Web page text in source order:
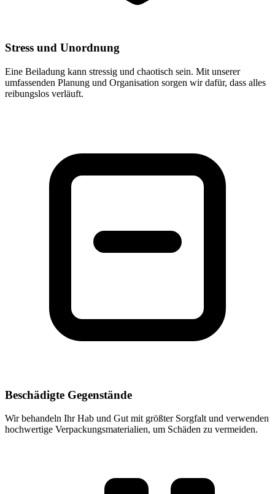
Stress und Unordnung
Eine Beiladung kann stressig und chaotisch sein. Mit unserer
umfassenden Planung und Organisation sorgen wir dafür, dass alles
reibungslos verläuft.
Beschädigte Gegenstände
Wir behandeln Ihr Hab und Gut mit größter Sorgfalt und verwenden
hochwertige Verpackungsmaterialien, um Schäden zu vermeiden.